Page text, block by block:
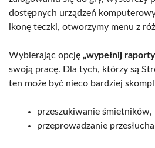
dostępnych urządzeń
ikonę teczki, otworzymy menu z
Wybierając opcję „wypełnij
swoją pracę. Dla tych, którzy są
ten może być nieco bardziej
przeszukiwanie śmietników,
przeprowadzanie